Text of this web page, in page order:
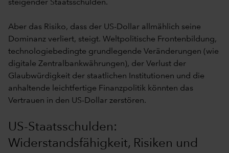
steigender Staatsschulden.
Aber das Risiko, dass der US-Dollar allmählich seine
Dominanz verliert, steigt. Weltpolitische Frontenbildung,
technologiebedingte grundlegende Veränderungen (wie
digitale Zentralbankwährungen), der Verlust der
Glaubwürdigkeit der staatlichen Institutionen und die
anhaltende leichtfertige Finanzpolitik könnten das
Vertrauen in den US-Dollar zerstören.
US-Staatsschulden:
Widerstandsfähigkeit, Risiken und